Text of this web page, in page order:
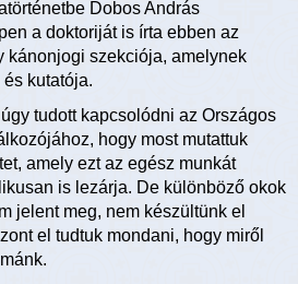
Dobos András
a doktoriját is írta ebben az
kánonjogi szekciója, amelynek
kutatója.
tudott kapcsolódni az Országos
hogy most mutattuk
amely ezt az egész munkát
is lezárja. De különböző okok
jelent meg, nem készültünk el
el tudtuk mondani, hogy miről